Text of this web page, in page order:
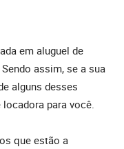
em aluguel de
assim, se a sua
alguns desses
para você.
que estão a